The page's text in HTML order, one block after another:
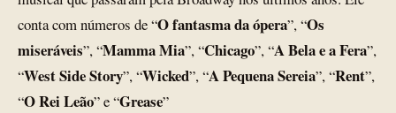
conta com números de “O fantasma da ópera”, “Os
miseráveis”, “Mamma Mia”, “Chicago”, “A Bela e a Fera”,
“West Side Story”, “Wicked”, “A Pequena Sereia”, “Rent”,
“O Rei Leão” e “Grease”